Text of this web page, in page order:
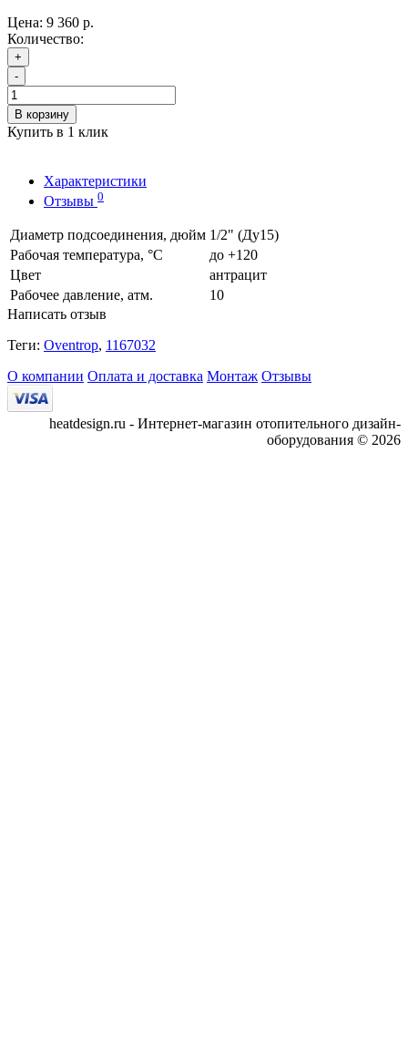
Цена: 9 360 р.
Количество:
+
-
В корзину
Купить в 1 клик
Характеристики
Отзывы 0
Диаметр подсоединения, дюйм 1/2" (Ду15)
Рабочая температура, °С
до +120
Цвет
антрацит
Рабочее давление, атм.
10
Написать отзыв
Теги: Oventrop, 1167032
О компании Оплата и доставка Монтаж Отзывы
heatdesign.ru - Интернет-магазин отопительного дизайн-
оборудования © 2026